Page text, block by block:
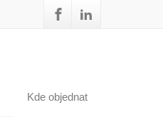
Kde objednat